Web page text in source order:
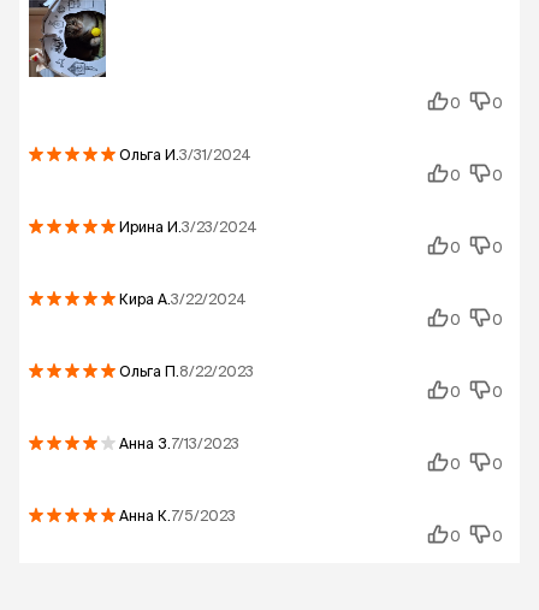
0 0
Ольга И. 3/31/2024
0
0
Ирина И. 3/23/2024
0
0
Кира А. 3/22/2024
0
0
Ольга П. 8/22/2023
0
0
Анна З. 7/13/2023
0
0
Анна К. 7/5/2023
0
0